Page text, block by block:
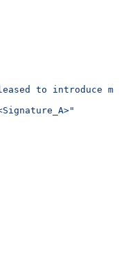
to introduce